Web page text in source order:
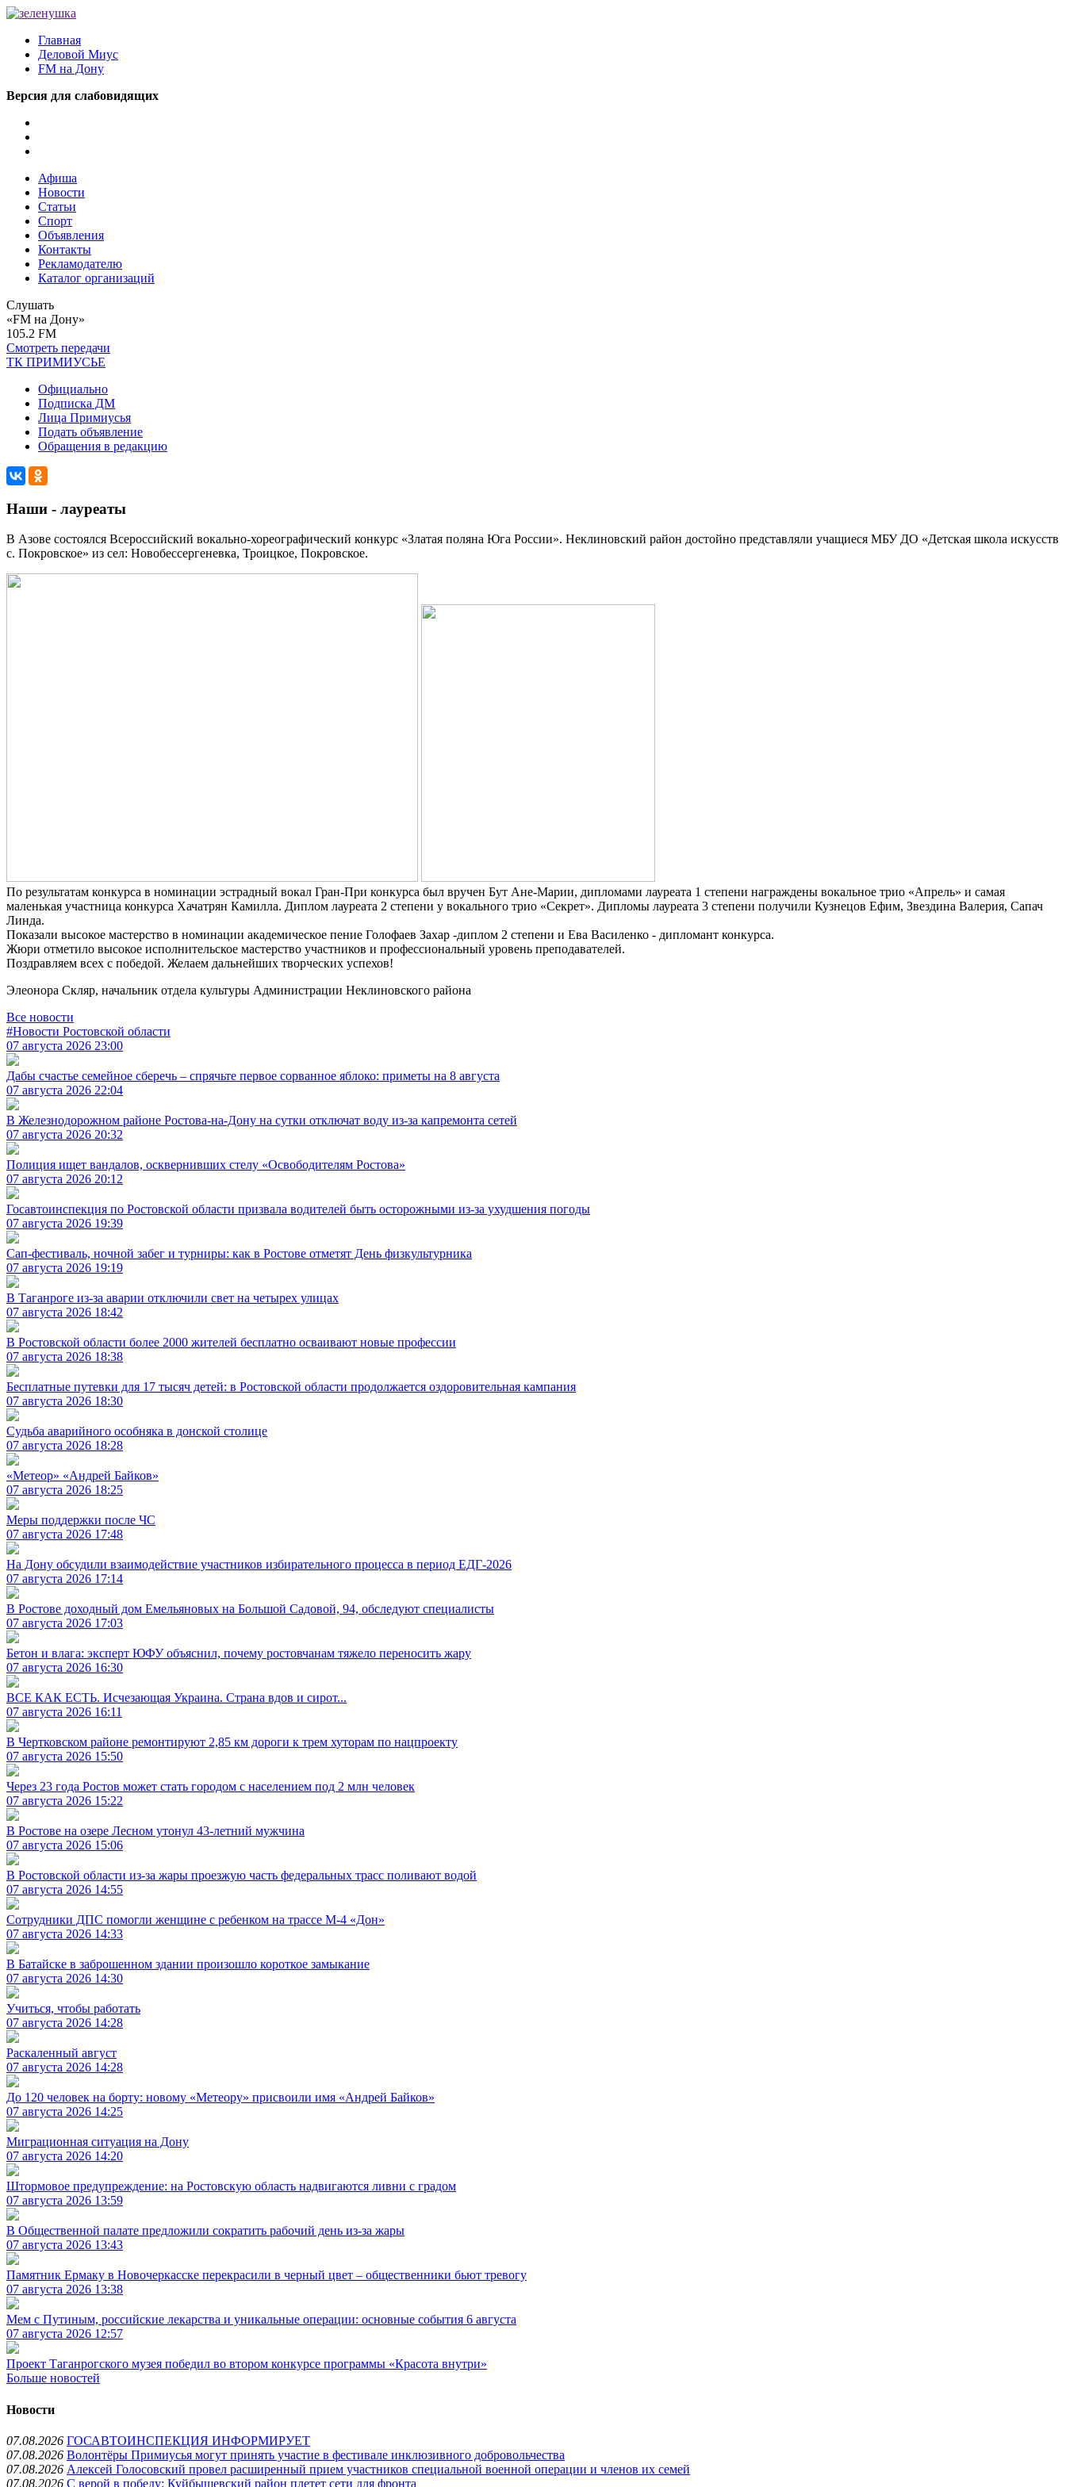
Главная
Деловой Миус
FM на Дону
Версия для слабовидящих
Афиша
Новости
Статьи
Спорт
Объявления
Контакты
Рекламодателю
Каталог организаций
Слушать
«FM на Дону»
105.2 FM
Смотреть передачи
ТК ПРИМИУСЬЕ
Официально
Подписка ДМ
Лица Примиусья
Подать объявление
Обращения в редакцию
Наши - лауреаты
В Азове состоялся Всероссийский вокально-хореографический конкурс «Златая поляна Юга России». Неклиновский район достойно представляли учащиеся МБУ ДО «Детская школа искусств
с. Покровское» из сел: Новобессергеневка, Троицкое, Покровское.
По результатам конкурса в номинации эстрадный вокал Гран-При конкурса был вручен Бут Ане-Марии, дипломами лауреата 1 степени награждены вокальное трио «Апрель» и самая
маленькая участница конкурса Хачатрян Камилла. Диплом лауреата 2 степени у вокального трио «Секрет». Дипломы лауреата 3 степени получили Кузнецов Ефим, Звездина Валерия, Сапач
Линда.
Показали высокое мастерство в номинации академическое пение Голофаев Захар -диплом 2 степени и Ева Василенко - дипломант конкурса.
Жюри отметило высокое исполнительское мастерство участников и профессиональный уровень преподавателей.
Поздравляем всех с победой. Желаем дальнейших творческих успехов!
Элеонора Скляр, начальник отдела культуры Администрации Неклиновского района
Все новости
#Новости Ростовской области
07 августа 2026 23:00
Дабы счастье семейное сберечь – спрячьте первое сорванное яблоко: приметы на 8 августа
07 августа 2026 22:04
В Железнодорожном районе Ростова-на-Дону на сутки отключат воду из-за капремонта сетей
07 августа 2026 20:32
Полиция ищет вандалов, осквернивших стелу «Освободителям Ростова»
07 августа 2026 20:12
Госавтоинспекция по Ростовской области призвала водителей быть осторожными из-за ухудшения погоды
07 августа 2026 19:39
Сап-фестиваль, ночной забег и турниры: как в Ростове отметят День физкультурника
07 августа 2026 19:19
В Таганроге из-за аварии отключили свет на четырех улицах
07 августа 2026 18:42
В Ростовской области более 2000 жителей бесплатно осваивают новые профессии
07 августа 2026 18:38
Бесплатные путевки для 17 тысяч детей: в Ростовской области продолжается оздоровительная кампания
07 августа 2026 18:30
Судьба аварийного особняка в донской столице
07 августа 2026 18:28
«Метеор» «Андрей Байков»
07 августа 2026 18:25
Меры поддержки после ЧС
07 августа 2026 17:48
На Дону обсудили взаимодействие участников избирательного процесса в период ЕДГ-2026
07 августа 2026 17:14
В Ростове доходный дом Емельяновых на Большой Садовой, 94, обследуют специалисты
07 августа 2026 17:03
Бетон и влага: эксперт ЮФУ объяснил, почему ростовчанам тяжело переносить жару
07 августа 2026 16:30
ВСЕ КАК ЕСТЬ. Исчезающая Украина. Страна вдов и сирот...
07 августа 2026 16:11
В Чертковском районе ремонтируют 2,85 км дороги к трем хуторам по нацпроекту
07 августа 2026 15:50
Через 23 года Ростов может стать городом с населением под 2 млн человек
07 августа 2026 15:22
В Ростове на озере Лесном утонул 43-летний мужчина
07 августа 2026 15:06
В Ростовской области из-за жары проезжую часть федеральных трасс поливают водой
07 августа 2026 14:55
Сотрудники ДПС помогли женщине с ребенком на трассе М-4 «Дон»
07 августа 2026 14:33
В Батайске в заброшенном здании произошло короткое замыкание
07 августа 2026 14:30
Учиться, чтобы работать
07 августа 2026 14:28
Раскаленный август
07 августа 2026 14:28
До 120 человек на борту: новому «Метеору» присвоили имя «Андрей Байков»
07 августа 2026 14:25
Миграционная ситуация на Дону
07 августа 2026 14:20
Штормовое предупреждение: на Ростовскую область надвигаются ливни с градом
07 августа 2026 13:59
В Общественной палате предложили сократить рабочий день из-за жары
07 августа 2026 13:43
Памятник Ермаку в Новочеркасске перекрасили в черный цвет – общественники бьют тревогу
07 августа 2026 13:38
Мем с Путиным, российские лекарства и уникальные операции: основные события 6 августа
07 августа 2026 12:57
Проект Таганрогского музея победил во втором конкурсе программы «Красота внутри»
Больше новостей
Новости
07.08.2026 ГОСАВТОИНСПЕКЦИЯ ИНФОРМИРУЕТ
07.08.2026 Волонтёры Примиусья могут принять участие в фестивале инклюзивного добровольчества
07.08.2026 Алексей Голосовский провел расширенный прием участников специальной военной операции и членов их семей
07.08.2026 С верой в победу: Куйбышевский район плетет сети для фронта